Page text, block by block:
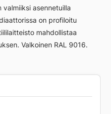
asennetuilla
on profiloitu
mahdollistaa
Valkoinen RAL 9016.